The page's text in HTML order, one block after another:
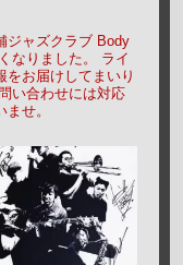
ジャズクラブ Body
なりました。
ライ
をお届けしてまいり
い合わせには対応
せ。